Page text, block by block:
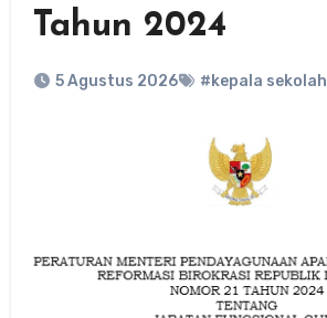
Tahun 2024
5 Agustus 2026 #kepala sekolah